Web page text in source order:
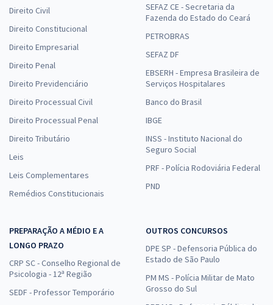
Direito Civil
Direito Constitucional
Direito Empresarial
Direito Penal
Direito Previdenciário
Direito Processual Civil
Direito Processual Penal
Direito Tributário
Leis
Leis Complementares
Remédios Constitucionais
SEFAZ CE - Secretaria da
Fazenda do Estado do Ceará
PETROBRAS
SEFAZ DF
EBSERH - Empresa Brasileira de
Serviços Hospitalares
Banco do Brasil
IBGE
INSS - Instituto Nacional do
Seguro Social
PRF - Polícia Rodoviária Federal
PND
PREPARAÇÃO A MÉDIO E A
LONGO PRAZO
CRP SC - Conselho Regional de
Psicologia - 12ª Região
SEDF - Professor Temporário
OUTROS CONCURSOS
DPE SP - Defensoria Pública do
Estado de São Paulo
PM MS - Polícia Militar de Mato
Grosso do Sul